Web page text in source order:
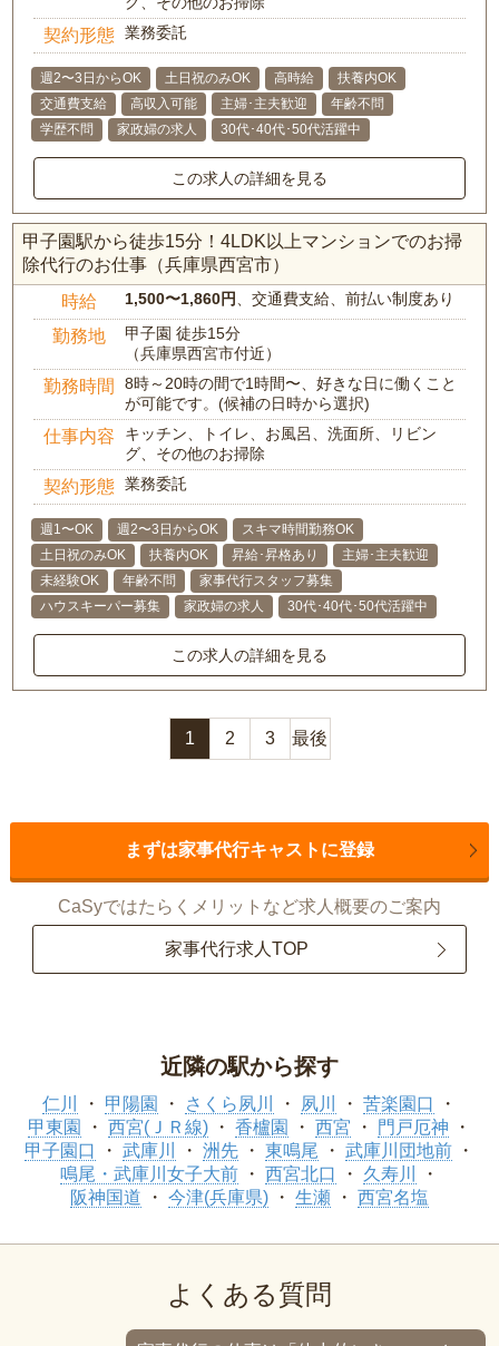
契約形態 業務委託
週2〜3日からOK 土日祝のみOK 高時給
扶養内OK
交通費支給
高収入可能 主婦･主夫歓迎
年齢不問
学歴不問
家政婦の求人 30代･40代･50代活躍中
この求人の詳細を見る
甲子園駅から徒歩15分！4LDK以上マンションでのお掃
除代行のお仕事（兵庫県西宮市）
時給 1,500〜1,860円 、交通費支給、前払い制度あり
勤務地
甲子園 徒歩15分
（兵庫県西宮市付近）
勤務時間
8時～20時の間で1時間〜、好きな日に働くこと
が可能です。(候補の日時から選択)
仕事内容
キッチン、トイレ、お風呂、洗面所、リビン
グ、その他のお掃除
契約形態 業務委託
週1〜OK 週2〜3日からOK
スキマ時間勤務OK
土日祝のみOK
扶養内OK 昇給･昇格あり
主婦･主夫歓迎
未経験OK
年齢不問
家事代行スタッフ募集
ハウスキーパー募集
家政婦の求人 30代･40代･50代活躍中
この求人の詳細を見る
1 2 3 最後
まずは家事代行キャストに登録
CaSyではたらくメリットなど求人概要のご案内
家事代行求人TOP
近隣の駅から探す
仁川 甲陽園 さくら夙川 夙川
苦楽園口
甲東園
西宮(ＪＲ線) 香櫨園 西宮
門戸厄神
甲子園口
武庫川 洲先 東鳴尾
武庫川団地前
鳴尾・武庫川女子大前
西宮北口
久寿川
阪神国道
今津(兵庫県) 生瀬 西宮名塩
よくある質問